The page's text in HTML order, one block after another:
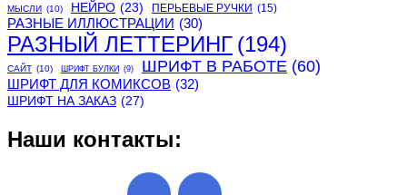
МЫСЛИ (10) НЕЙРО (23) ПЕРЬЕВЫЕ РУЧКИ (15)
РАЗНЫЕ ИЛЛЮСТРАЦИИ (30)
РАЗНЫЙ ЛЕТТЕРИНГ (194)
САЙТ (10) ШРИФТ БУЛКИ (9) ШРИФТ В РАБОТЕ (60)
ШРИФТ ДЛЯ КОМИКСОВ (32)
ШРИФТ НА ЗАКАЗ (27)
Наши контакты: